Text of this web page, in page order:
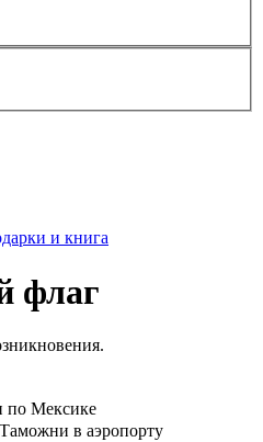
и книга
флаг
по Мексике
в аэропорту